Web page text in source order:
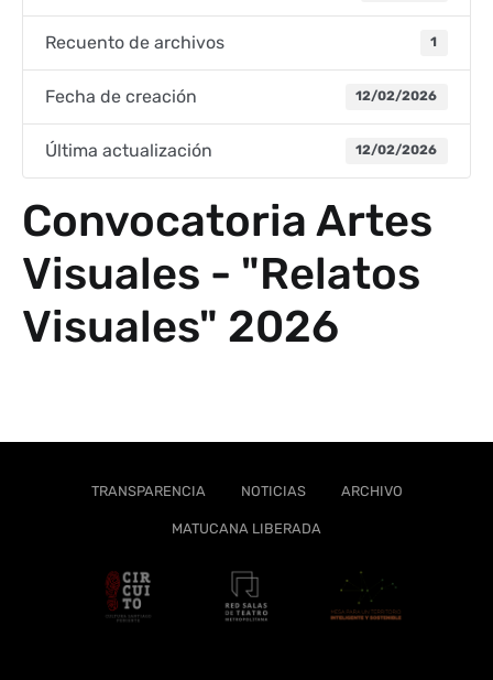
Recuento de archivos 1
Fecha de creación 12/02/2026
Última actualización 12/02/2026
Convocatoria Artes
Visuales - "Relatos
Visuales" 2026
TRANSPARENCIA NOTICIAS ARCHIVO
MATUCANA LIBERADA